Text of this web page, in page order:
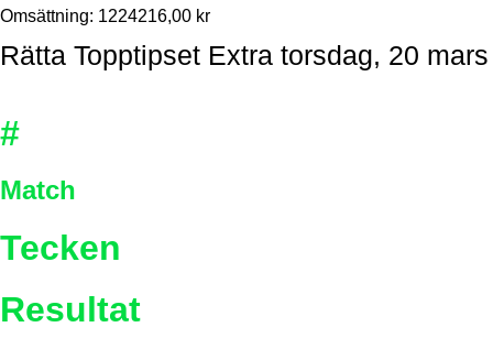
Omsättning: 1224216,00 kr
Rätta Topptipset Extra torsdag, 20
#
Match
Tecken
Resultat